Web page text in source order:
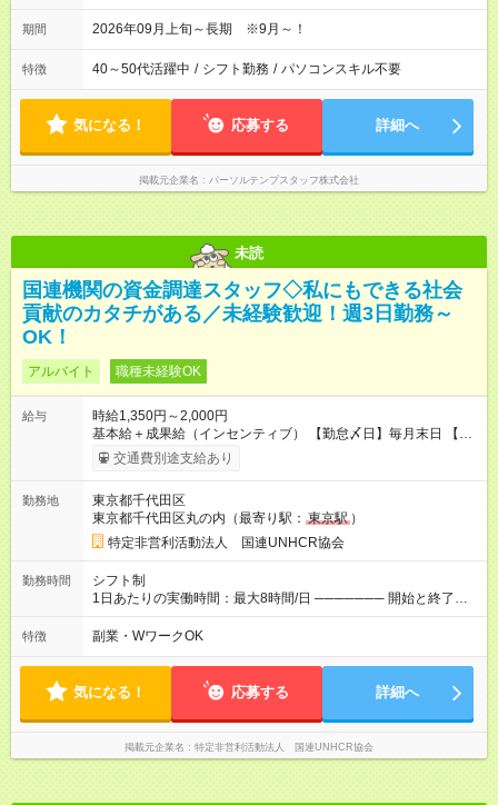
間30分 休憩1時間30分)
期間 2026年09月上旬～長期 ※9月～！
特徴 40～50代活躍中 / シフト勤務 / パソコンスキル不要
気になる！ 応募する 詳細へ
掲載元企業名 パーソルテンプスタッフ株式会社
未読
国連機関の資金調達スタッフ◇私にもできる社会
貢献のカタチがある／未経験歓迎！週3日勤務～
OK！
アルバイト 職種未経験OK
給与
時給1,350円～2,000円
基本給＋成果給（インセンティブ） 【勤怠〆日】毎月末日 【給
与支払】翌月15日 下記はモデルの月収例です。詳細は面接でご
案内します。 ────── モデル月収 ────── 【週3日／月12日
万(時給1400円～) 【週4日／月16日勤務の場合】 1年目:月収
20.5万(時給1350円～) 2年目:月収25.6万(時給1400円～) 【週5日
／月22日勤務の場合】 1年目:月収28.1万(時給1350円～) 2年目:
月収35.0万(時給1400円～) ※上記は1日8時間換算、成果給を加
算した目安金額です ◇時間外手当 ◇通勤手当 ◇健康管理補助 ◇
インフルエンザ予防接種補助 ◇成果給（個人業績／月毎）​ ◇チ
次昇給制度 ◇昇格制度 【試用期間】試用期間あり 試用期間の長
さ：1ヶ月 雇用形態、給与は本採用時と同じです。 初回は1か月
契約でトライアル期間（給与・待遇に差異なし）
交通費別途支給あり
勤務地
東京都千代田区
東京都千代田区丸の内（最寄り駅： 東京駅 ）
特定非営利活動法人 国連UNHCR協会
勤務時間
シフト制
1日あたりの実働時間：最大8時間/日 ─────── 開始と終了時
間 ─────── 8:00～21:00の中でシフト制 ※実働8時間（休憩
60分） ※活動場所により開始・終了時間は変動 ─────── 選
や月水金日、火水金土日など フルタイムで取り組みたい方も、
Ｗワーク希望の方も歓迎◎
特徴 副業・WワークOK
気になる！ 応募する 詳細へ
掲載元企業名 特定非営利活動法人 国連UNHCR協会